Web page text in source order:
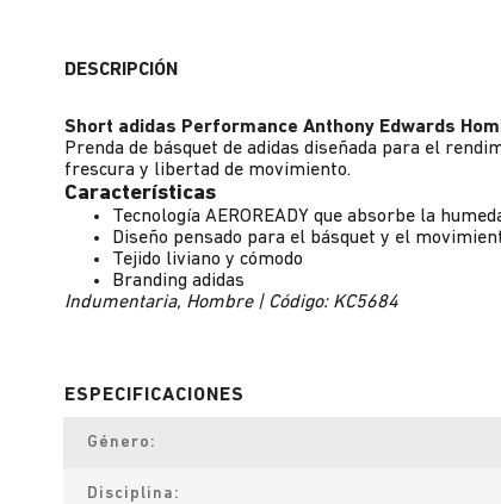
DESCRIPCIÓN
Short adidas Performance Anthony Edwards
Prenda de básquet de adidas diseñada para el
frescura y libertad de movimiento.
Características
Tecnología AEROREADY que absorbe la
Diseño pensado para el básquet y el
Tejido liviano y cómodo
Branding adidas
Indumentaria, Hombre | Código: KC5684
Género
Disciplina